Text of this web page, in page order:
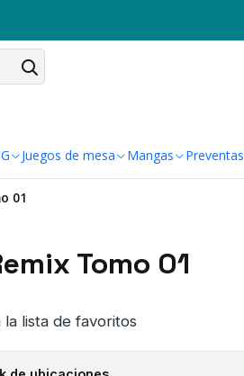
Juegos de mesa Mangas Preventas
01
Tomo 01
la lista de favoritos